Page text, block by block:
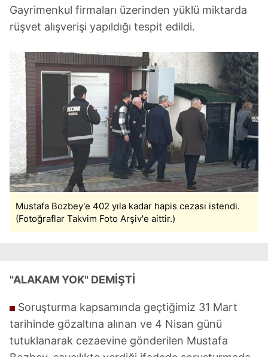
Gayrimenkul firmaları üzerinden yüklü miktarda
rüşvet alışverişi yapıldığı tespit edildi.
Mustafa Bozbey'e 402 yıla kadar hapis cezası istendi.
(Fotoğraflar Takvim Foto Arşiv'e aittir.)
"ALAKAM YOK" DEMİŞTİ
Soruşturma kapsamında geçtiğimiz 31 Mart
tarihinde gözaltına alınan ve 4 Nisan günü
tutuklanarak cezaevine gönderilen Mustafa